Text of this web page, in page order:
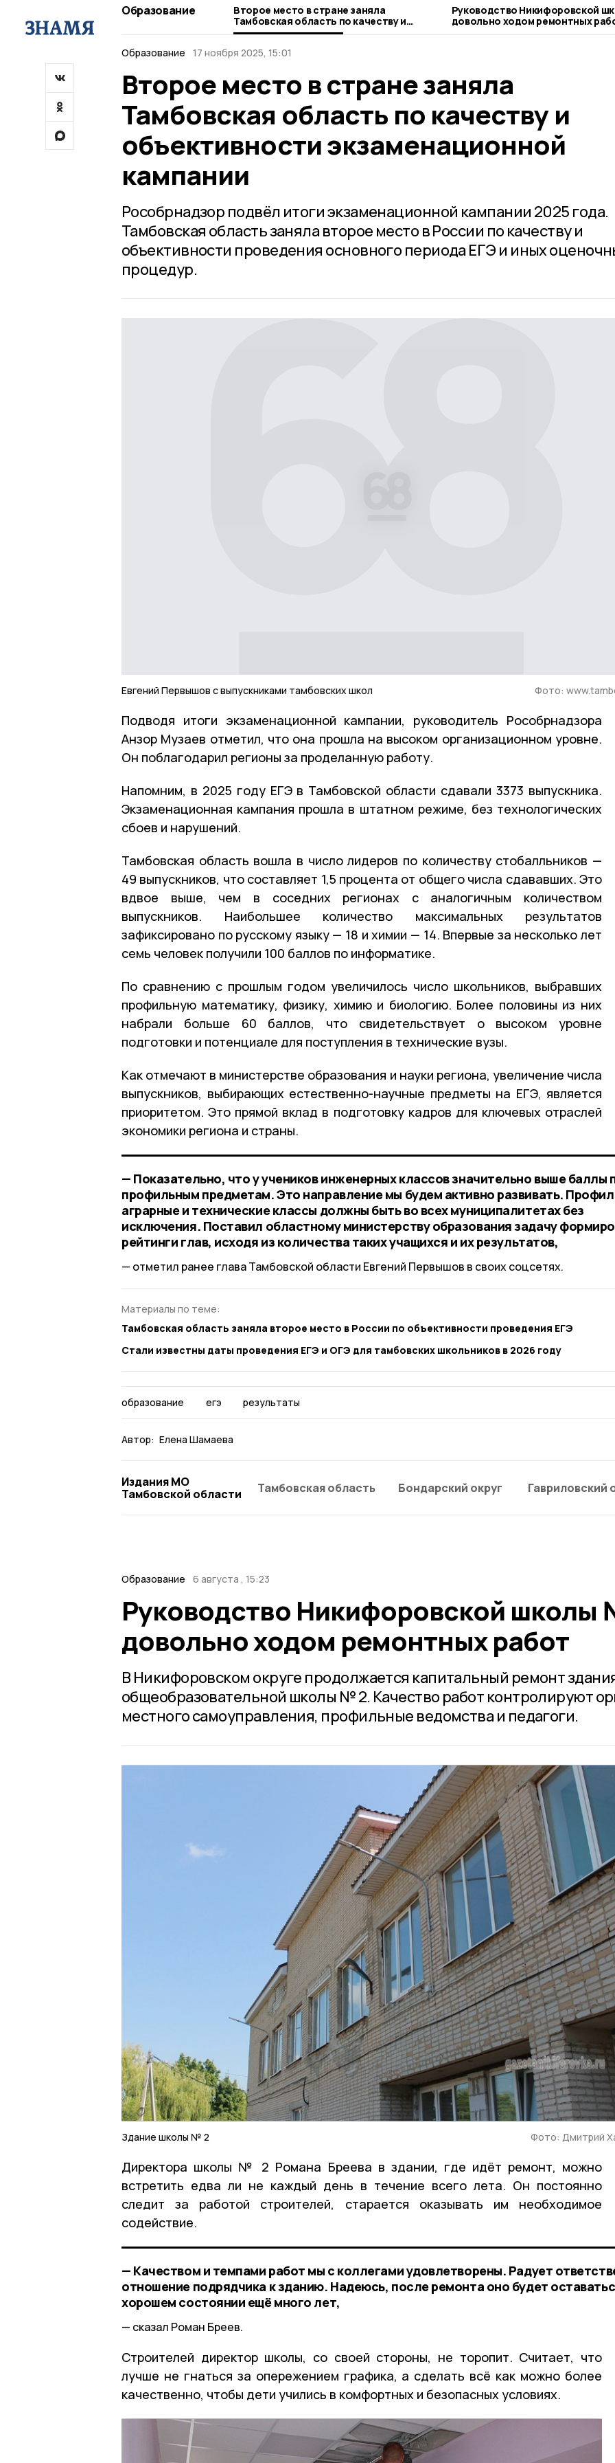
Образование
Второе место в стране заняла
Тамбовская область по качеству и
объективности экзаменационной
Руководство Никифоровской
довольно ходом ремонтных
Образование 17 ноября 2025, 15:01
Второе место в стране заняла
Тамбовская область по качеству и
объективности экзаменационной
кампании
Рособрнадзор подвёл итоги экзаменационной кампании 2025 года.
Тамбовская область заняла второе место в России по качеству и
объективности проведения основного периода ЕГЭ и иных
процедур.
Евгений Первышов с выпускниками тамбовских школ Фото:
Подводя итоги экзаменационной кампании, руководитель Рособрнадзора
Анзор Музаев отметил, что она прошла на высоком организационном уровне.
Он поблагодарил регионы за проделанную работу.
Напомним, в 2025 году ЕГЭ в Тамбовской области сдавали 3373 выпускника.
Экзаменационная кампания прошла в штатном режиме, без технологических
сбоев и нарушений.
Тамбовская область вошла в число лидеров по количеству стобалльников —
49 выпускников, что составляет 1,5 процента от общего числа сдававших. Это
вдвое выше, чем в соседних регионах с аналогичным количеством
выпускников. Наибольшее количество максимальных результатов
зафиксировано по русскому языку — 18 и химии — 14. Впервые за несколько лет
семь человек получили 100 баллов по информатике.
По сравнению с прошлым годом увеличилось число школьников, выбравших
профильную математику, физику, химию и биологию. Более половины из них
набрали больше 60 баллов, что свидетельствует о высоком уровне
подготовки и потенциале для поступления в технические вузы.
Как отмечают в министерстве образования и науки региона, увеличение числа
выпускников, выбирающих естественно-научные предметы на ЕГЭ, является
приоритетом. Это прямой вклад в подготовку кадров для ключевых отраслей
экономики региона и страны.
— Показательно, что у учеников инженерных классов значительно выше баллы
профильным предметам. Это направление мы будем активно развивать.
аграрные и технические классы должны быть во всех муниципалитетах без
исключения. Поставил областному министерству образования задачу
рейтинги глав, исходя из количества таких учащихся и их результатов,
отметил ранее глава Тамбовской области Евгений Первышов в своих соцсетях.
Материалы по теме:
Тамбовская область заняла второе место в России по объективности проведения ЕГЭ
Стали известны даты проведения ЕГЭ и ОГЭ для тамбовских школьников в 2026 году
образование егэ результаты
Автор: Елена Шамаева
Издания МО
Тамбовской области
Тамбовская область Бондарский округ Гавриловский
Образование 6 августа , 15:23
Руководство Никифоровской школы
довольно ходом ремонтных работ
В Никифоровском округе продолжается капитальный ремонт
общеобразовательной школы № 2. Качество работ контролируют
местного самоуправления, профильные ведомства и педагоги.
Здание школы № 2 Фото: Дмитрий
Директора школы № 2 Романа Бреева в здании, где идёт ремонт, можно
встретить едва ли не каждый день в течение всего лета. Он постоянно
следит за работой строителей, старается оказывать им необходимое
содействие.
— Качеством и темпами работ мы с коллегами удовлетворены. Радует
отношение подрядчика к зданию. Надеюсь, после ремонта оно будет
хорошем состоянии ещё много лет,
сказал Роман Бреев.
Строителей директор школы, со своей стороны, не торопит. Считает, что
лучше не гнаться за опережением графика, а сделать всё как можно более
качественно, чтобы дети учились в комфортных и безопасных условиях.